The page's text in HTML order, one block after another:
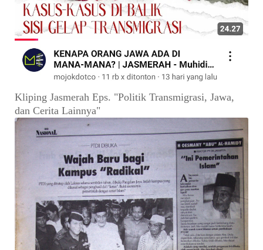
Kliping Jasmerah Eps. "Politik Transmigrasi, Jawa,
dan Cerita Lainnya"